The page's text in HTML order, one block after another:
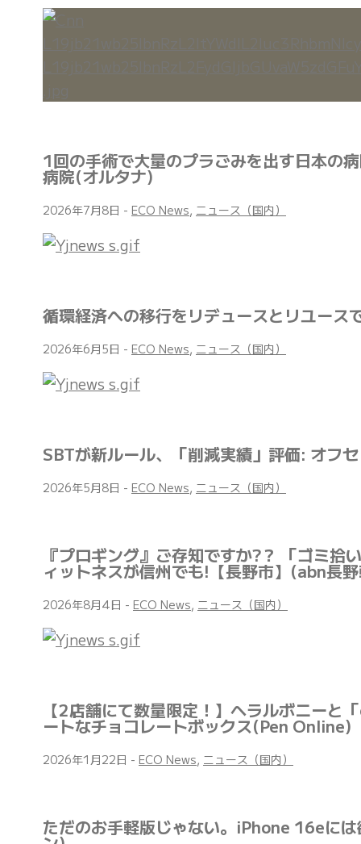
1回の手術で大量のプラごみを出す日本の
病院(オルタナ)
2026年7月8日 - ECO News, ニュース（国内）
循環経済への移行をリデュースとリユー
2026年6月5日 - ECO News, ニュース（国内）
SBTが新ルール、「削減実績」評価: オフ
2026年5月8日 - ECO News, ニュース（国内）
『プロギング』ご存知ですか?？ 「ゴミ
ィットネスが信州でも!【長野市】(abn長
2026年8月4日 - ECO News, ニュース（国内）
【2店舗にて数量限定！】ヘラルボニーと
ートなチョコレートボックス(Pen Online)
2026年1月22日 - ECO News, ニュース（国内）
ただのお手軽版じゃない。iPhone 16eに